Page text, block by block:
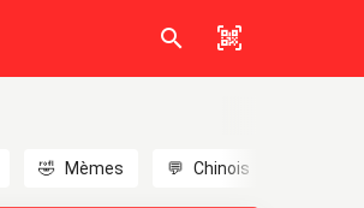
🤣 Mèmes 💬 Chinois